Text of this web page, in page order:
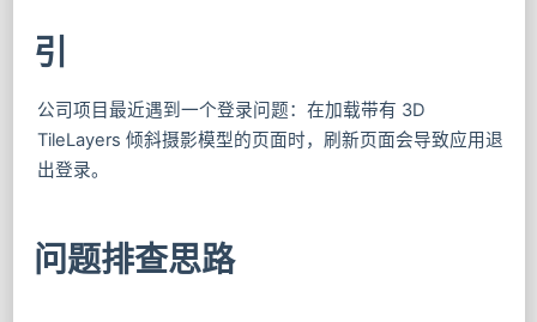
引
公司项目最近遇到一个登录问题：在加载带有 3D
TileLayers 倾斜摄影模型的页面时，刷新页面会导致应用退
出登录。
问题排查思路